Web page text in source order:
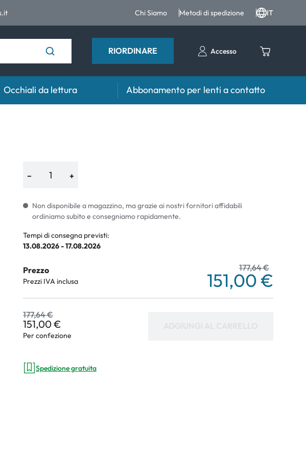
Chi Siamo Metodi di spedizione IT
RIORDINARE Accesso
contatto
Occhiali da lettura Abbonamento per lenti a contatto
− +
Non disponibile a magazzino, ma grazie ai nostri fornitori affidabili
ordiniamo subito e consegniamo rapidamente.
Tempi di consegna previsti:
13.08.2026 - 17.08.2026
Prezzo
Prezzi IVA inclusa
177,64 €
151,00 €
177,64 €
151,00 €
Per confezione
Spedizione gratuita